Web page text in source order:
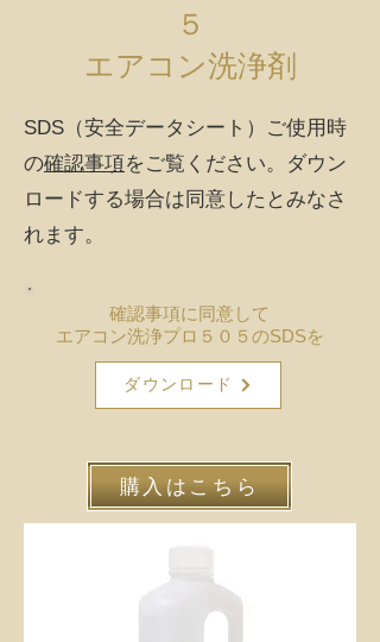
５
エアコン洗浄剤
SDS（安全データシート）​ご使用時
の確認事項をご覧ください。ダウン
ロードする場合は同意したとみなさ
れます。
確認事項に同意して
エアコン洗浄プロ５０５のSDSを
ダウンロード
購入はこちら